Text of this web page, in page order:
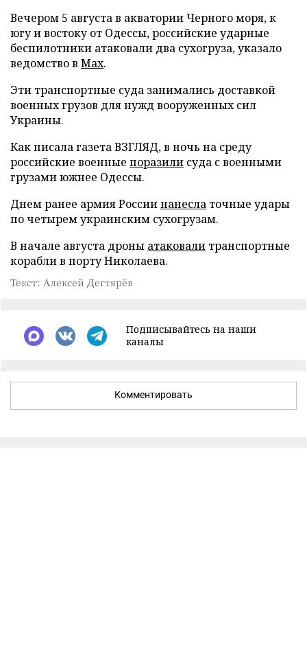
Вечером 5 августа в акватории Черного моря, к
югу и востоку от Одессы, российские ударные
беспилотники атаковали два сухогруза, указало
ведомство в Max.
Эти транспортные суда занимались доставкой
военных грузов для нужд вооруженных сил
Украины.
Как писала газета ВЗГЛЯД, в ночь на среду
российские военные поразили суда с военными
грузами южнее Одессы.
Днем ранее армия Россиинанесла точные удары
по четырем украинским сухогрузам.
В начале августа дроны атаковали транспортные
корабли в порту Николаева.
Текст: Алексей Дегтярёв
Подписывайтесь на наши
каналы
Комментировать